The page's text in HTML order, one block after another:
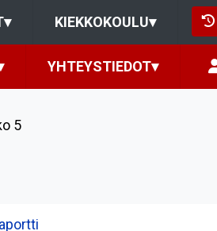
▾ KIEKKOKOULU▾
YHTEYSTIEDOT▾
5